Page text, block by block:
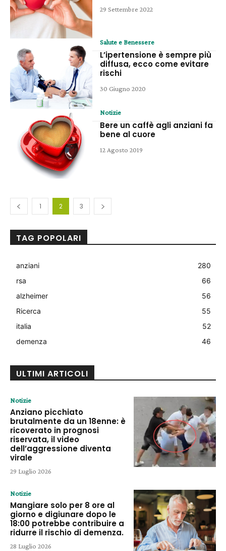
29 Settembre 2022
Salute e Benessere
L’ipertensione è sempre più
diffusa, ecco come evitare
rischi
30 Giugno 2020
Notizie
Bere un caffè agli anziani fa
bene al cuore
12 Agosto 2019
1 2 3
TAG POPOLARI
anziani
280
rsa
66
alzheimer
56
Ricerca
55
italia
52
demenza
46
ULTIMI ARTICOLI
Notizie
Anziano picchiato
brutalmente da un 18enne: è
ricoverato in prognosi
riservata, il video
dell’aggressione diventa
virale
29 Luglio 2026
Notizie
Mangiare solo per 8 ore al
giorno e digiunare dopo le
18:00 potrebbe contribuire a
ridurre il rischio di demenza.
28 Luglio 2026